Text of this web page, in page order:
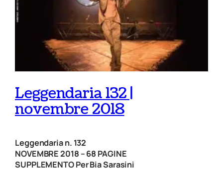
Leggendaria 132 |
novembre 2018
Leggendaria n. 132
NOVEMBRE 2018 – 68 PAGINE
SUPPLEMENTO Per Bia Sarasini